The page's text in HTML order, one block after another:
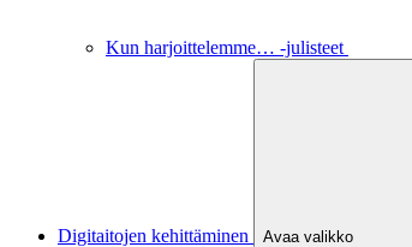
Kun harjoittelemme… -julisteet
Digitaitojen kehittäminen Avaa valikko